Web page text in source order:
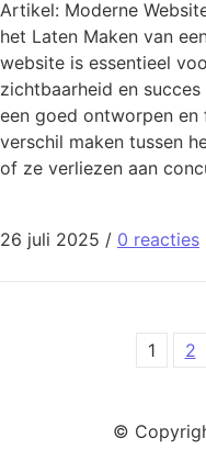
Artikel: Moderne
het Laten Maken van
website is essentieel
zichtbaarheid en
een goed ontworpen
verschil maken tussen
of ze verliezen aan
26 juli 2025 / 0 reacties
Berichten
1 2
©